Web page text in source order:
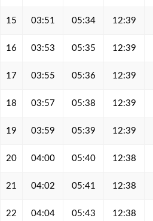
15 03:51 05:34 12:39
16 03:53 05:35 12:39
17 03:55 05:36 12:39
18 03:57 05:38 12:39
19 03:59 05:39 12:39
20 04:00 05:40 12:38
21 04:02 05:41 12:38
22 04:04 05:43 12:38